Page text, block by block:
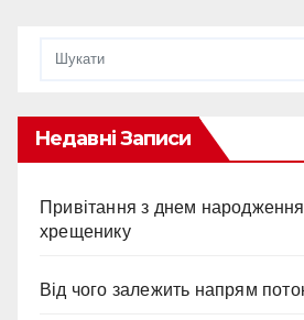
Недавні Записи
Привітання з днем
хрещенику
Від чого залежить напрям